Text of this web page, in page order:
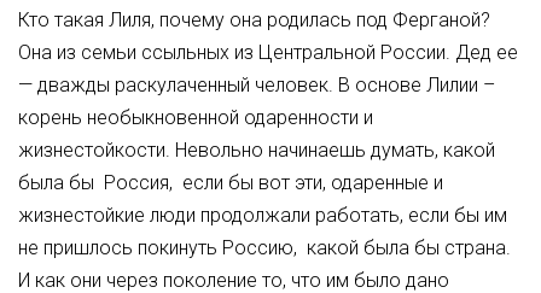
Кто такая Лиля, почему она родилась под Ферганой?
Она из семьи ссыльных из Центральной России. Дед ее
— дважды раскулаченный человек. В основе Лилии –
корень необыкновенной одаренности и
жизнестойкости. Невольно начинаешь думать, какой
была бы Россия, если бы вот эти, одаренные и
жизнестойкие люди продолжали работать, если бы им
не пришлось покинуть Россию, какой была бы страна.
И как они через поколение то, что им было дано